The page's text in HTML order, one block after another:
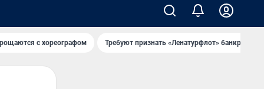
с хореографом Требуют признать «Ленатурфлот» банкротом